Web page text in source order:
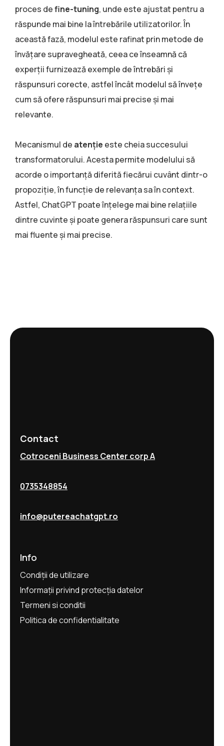
proces define-tuning, unde este ajustat pentru a
răspunde mai bine la întrebările utilizatorilor. În
această fază, modelul este rafinat prin metode de
învățare supravegheată, ceea ce înseamnă că
experții furnizează exemple de întrebări și
răspunsuri corecte, astfel încât modelul să învețe
cum să ofere răspunsuri mai precise și mai
relevante.
Mecanismul de atenție este cheia succesului
transformatorului. Acesta permite modelului să
acorde o importanță diferită fiecărui cuvânt dintr-o
propoziție, în funcție de relevanța sa în context.
Astfel, ChatGPT poate înțelege mai bine relațiile
dintre cuvinte și poate genera răspunsuri care sunt
mai fluente și mai precise.
Contact
Cotroceni Business Center corp A
0735348854
info@putereachatgpt.ro
Info
Condiții de utilizare
Informații privind protecția datelor
Termeni si conditii
Politica de confidentialitate